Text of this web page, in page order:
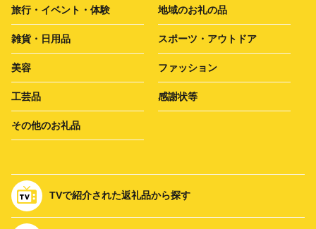
旅行・イベント・体験 地域のお礼の品
雑貨・日用品 スポーツ・アウトドア
美容 ファッション
工芸品 感謝状等
その他のお礼品
TVで紹介された返礼品から探す